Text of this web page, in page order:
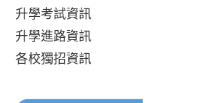
升學考試資訊
升學進路資訊
各校獨招資訊